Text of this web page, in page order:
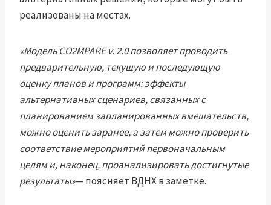
реализованы на местах.
«Модель CO2MPARE v. 2.0 позволяет проводить
предварительную, текущую и последующую
оценку планов и программ: эффекты
альтернативных сценариев, связанных с
планированием запланированных вмешательств,
можно оценить заранее, а затем можно проверить
соответствие мероприятий первоначальным
целям и, наконец, проанализировать достигнутые
результаты»— поясняет ВДНХ в заметке.